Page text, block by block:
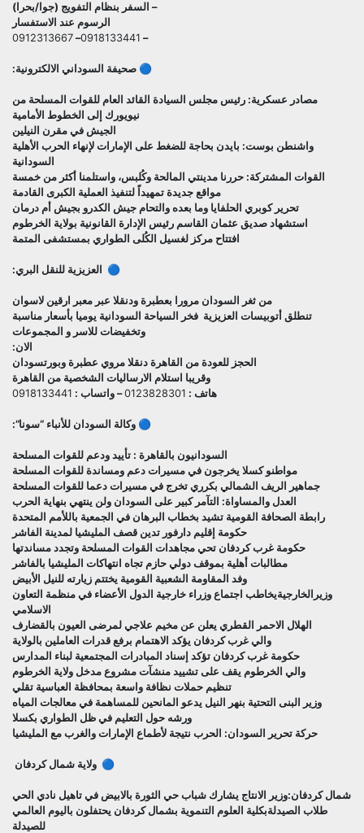
– السفر بنظام التفويج (جوا/بحرا)
الرسوم عند الاستفسار
–
0918133441
–
0912313667
🔵 صحيفة السوداني الالكترونية:
مصادر عسكرية: رئيس مجلس السيادة القائد العام للقوات المسلحة من
نيويورك إلى الخطوط الأمامية
الجيش في مقرن النيلين
واشنطن بوست: ‏بايدن بحاجة للضغط على الإمارات لإنهاء الحرب الأهلية
السودانية
القوات المشتركة: حررنا مدينتي المالحة وكُلبس، واستلمنا أكثر من خمسة
مواقع جديدة تمهيداً لتنفيذ العملية الكبرى القادمة
تحرير كوبري الحلفايا وما بعده والتحام جيش الكدرو بجيش أم درمان
استشهاد صديق عثمان القاسم رئيس الإدارة القانونية بولاية الخرطوم
افتتاح مركز لغسيل الكُلى الطواري بمستشفى المتمة
🔵 العزيزية للنقل البري:
من ثغر السودان مرورا بعطبرة ودنقلا عبر معبر ارقين لاسوان
تنطلق أتوبيسات العزيزية فخر السياحة السودانية يوميا بأسعار مناسبة
وتخفيضات للاسر و المجموعات
الان:
الحجز للعودة من القاهرة دنقلا مروي عطبرة وبورتسودان
وقريبا استلام الارساليات الشخصية من القاهرة
هاتف : 0123828301– واتساب : 0918133441
🔵 وكالة السودان للأنباء “سونا”:
السودانيون بالقاهرة : تأييد ودعم للقوات المسلحة
مواطنو كسلا يخرجون في مسيرات دعم ومساندة للقوات المسلحة
جماهير الريف الشمالي بكرري تخرج في مسيرات دعما للقوات المسلحة
العدل والمساواة: التآمر كبير على السودان ولن ينتهي بنهاية الحرب
رابطة الصحافة القومية تشيد بخطاب البرهان في الجمعية باللأمم المتحدة
حكومة إقليم دارفور تدين قصف المليشيا لمدينة الفاشر
حكومة غرب كردفان تحي مجاهدات القوات المسلحة وتجدد مساندتها
مطالبات أهلية بموقف دولي حازم تجاه انتهاكات المليشيا بالفاشر
وفد المقاومة الشعبية القومية يختتم زيارته للنيل الأبيض
وزيرالخارجيةيخاطب اجتماع وزراء خارجية الدول الأعضاء في منظمة التعاون
الاسلامي
الهلال الاحمر القطري يعلن عن مخيم علاجي لمرضى العيون بالقضارف
والي غرب كردفان يؤكد الاهتمام برفع قدرات العاملين بالولاية
حكومة غرب كردفان تؤكد إسناد المبادرات المجتمعية لبناء المدارس
والي الخرطوم يقف على تشييد منشآت مشروع مدخل ولاية الخرطوم
تنظيم حملات نظافة واسعة بمحافظة العباسية تقلي
وزير البنى التحتية بنهر النيل يدعو المانحين للمساهمة في معالجات المياه
ورشه حول التعليم في ظل الطواري بكسلا
حركة تحرير السودان: الحرب نتيجة لأطماع الإمارات والغرب مع المليشيا
🔵 ولاية شمال كردفان
شمال كردفان:وزير الانتاج يشارك شباب حي الثورة بالابيض في تاهيل نادي الحي
طلاب الصيدلةبكلية العلوم التنموية بشمال كردفان يحتفلون باليوم العالمي
للصيدلة